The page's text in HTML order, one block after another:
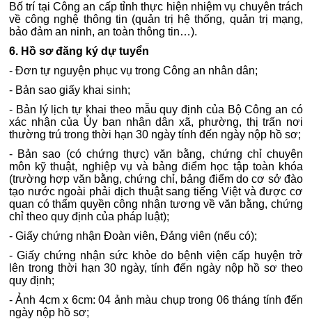
Bố trí tại Công an cấp tỉnh thực hiện nhiệm vụ chuyên trách
về công nghệ thông tin (quản trị hệ thống, quản trị mạng,
bảo đảm an ninh, an toàn thông tin…).
6. Hồ sơ đăng ký dự tuyển
- Đơn tự nguyện phục vụ trong Công an nhân dân;
- Bản sao giấy khai sinh;
- Bản lý lịch tự khai theo mẫu quy định của Bộ Công an có
xác nhận của Ủy ban nhân dân xã, phường, thị trấn nơi
thường trú trong thời hạn 30 ngày tính đến ngày nộp hồ sơ;
- Bản sao (có chứng thực) văn bằng, chứng chỉ chuyên
môn kỹ thuật, nghiệp vụ và bảng điểm học tập toàn khóa
(trường hợp văn bằng, chứng chỉ, bảng điểm do cơ sở đào
tạo nước ngoài phải dịch thuật sang tiếng Việt và được cơ
quan có thẩm quyền công nhận tương về văn bằng, chứng
chỉ theo quy định của pháp luật);
- Giấy chứng nhận Đoàn viên, Đảng viên (nếu có);
- Giấy chứng nhận sức khỏe do bệnh viện cấp huyện trở
lên trong thời hạn 30 ngày, tính đến ngày nộp hồ sơ theo
quy định;
- Ảnh 4cm x 6cm: 04 ảnh màu chụp trong 06 tháng tính đến
ngày nộp hồ sơ;